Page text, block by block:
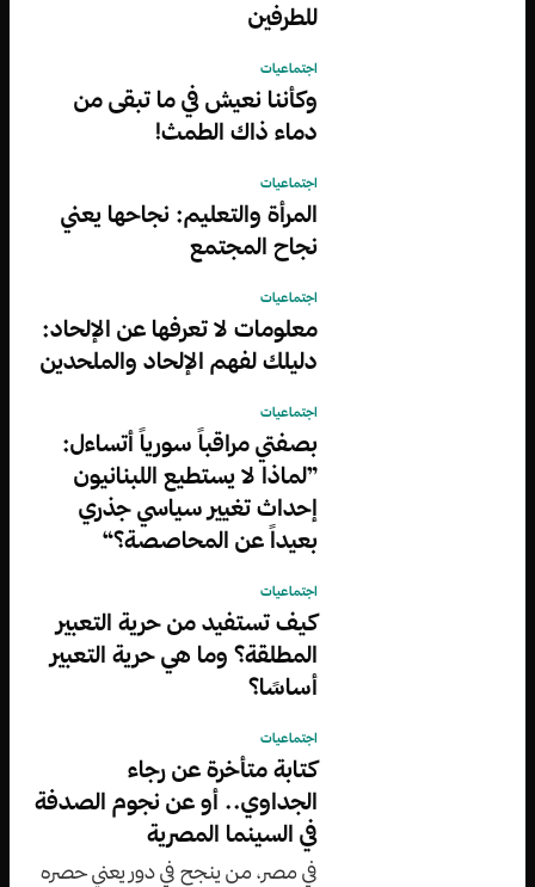
للطرفين
اجتماعيات
وكأننا نعيش في ما تبقى من
دماء ذاك الطمث!
اجتماعيات
المرأة والتعليم: نجاحها يعني
نجاح المجتمع
اجتماعيات
معلومات لا تعرفها عن الإلحاد:
دليلك لفهم الإلحاد والملحدين
اجتماعيات
بصفتي مراقباً سورياً أتساءل:
”لماذا لا يستطيع اللبنانيون
إحداث تغيير سياسي جذري
بعيداً عن المحاصصة؟“
اجتماعيات
كيف تستفيد من حرية التعبير
المطلقة؟ وما هي حرية التعبير
أساسًا؟
اجتماعيات
كتابة متأخرة عن رجاء
الجداوي.. أو عن نجوم الصدفة
في السينما المصرية
في مصر، من ينجح في دور يعني حصره